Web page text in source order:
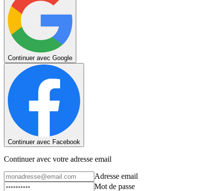
Continuer avec Google
Continuer avec Facebook
Continuer avec votre adresse email
Adresse email
Mot de passe